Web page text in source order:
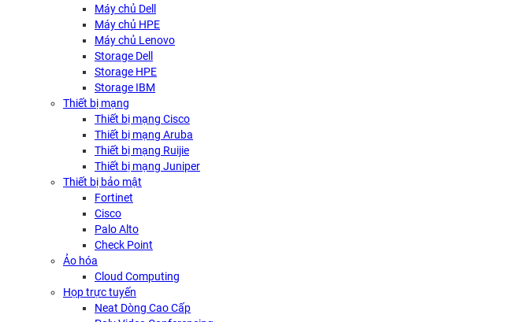
Máy chủ Dell
Máy chủ HPE
Máy chủ Lenovo
Storage Dell
Storage HPE
Storage IBM
Thiết bị mạng
Thiết bị mạng Cisco
Thiết bị mạng Aruba
Thiết bị mạng Ruijie
Thiết bị mạng Juniper
Thiết bị bảo mật
Fortinet
Cisco
Palo Alto
Check Point
Ảo hóa
Cloud Computing
Họp trực tuyến
Neat Dòng Cao Cấp